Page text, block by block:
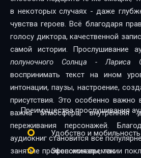
23
25
27
28
29
в некоторых случаях - даже
чувства героев. Всё благодаря
голосу диктора, качественной
самой истории. Прослушивание
полуночного Солнца - Лариса
воспринимать текст на ином
интонации, паузы, настроение,
присутствия. Это особенно важно
важна атмосфера, внутренняя
переживания персонажей.
аудиокниг становится всё
занятые профессионалы, так и
Преимущества прослушивания
Удобство и мобильность
Экономия времени